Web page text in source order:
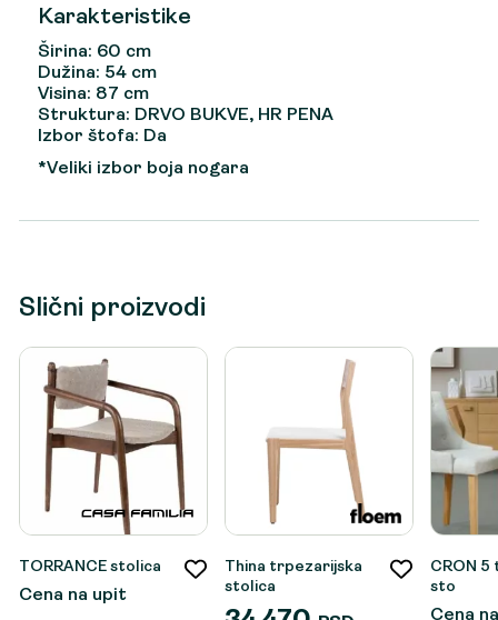
Karakteristike
Širina: 60 cm
Dužina: 54 cm
Visina: 87 cm
Struktura: DRVO BUKVE, HR PENA
Izbor štofa: Da
*Veliki izbor boja nogara
Slični proizvodi
TORRANCE stolica
Cena na upit
Thina trpezarijska
stolica
CRON
sto
Cena